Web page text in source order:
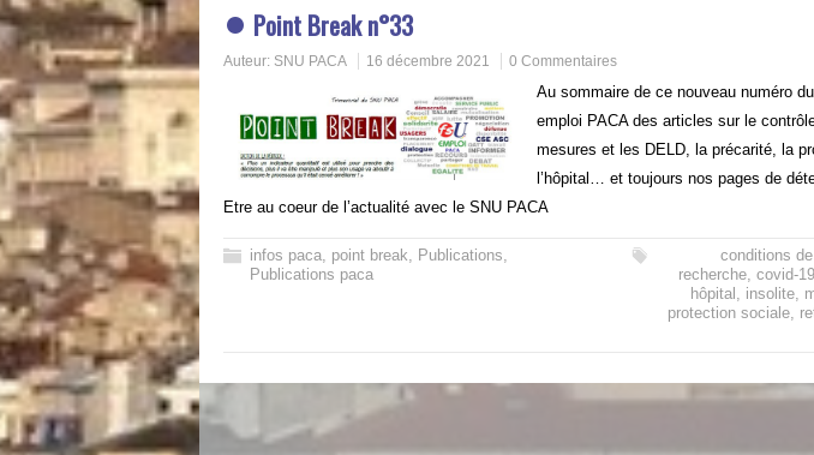
Point Break n°33
Auteur: SNU PACA 16 décembre 2021 0 Commentaires
Au sommaire de ce nouveau numéro
emploi PACA des articles sur le
mesures et les DELD, la précarité, la
l’hôpital… et toujours nos pages de
Etre au coeur de l’actualité avec le SNU PACA
infos paca, point break, Publications,
Publications paca
conditions de
recherche, covid-19
hôpital , insolite,
protection sociale,